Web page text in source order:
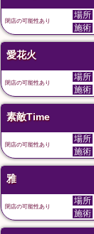
閉店の可能性あり
場所
施術
愛花火
閉店の可能性あり
場所
施術
素敵Time
閉店の可能性あり
場所
施術
雅
閉店の可能性あり
場所
施術